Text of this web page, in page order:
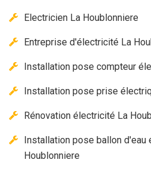
Electricien La Houblonniere
Entreprise d'électricité La
Installation pose compteur
Installation pose prise
Rénovation électricité La
Installation pose ballon d'eau
Houblonniere